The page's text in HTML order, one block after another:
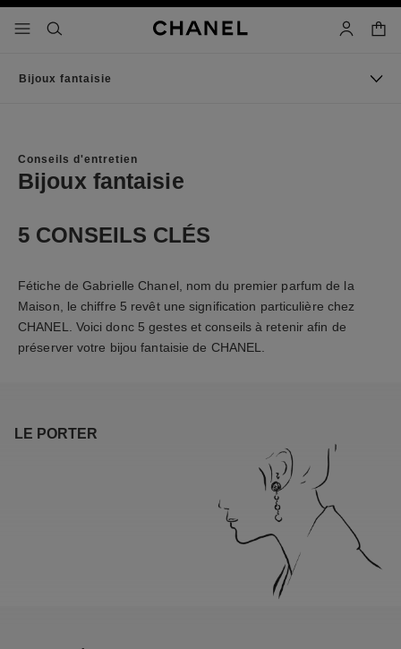
menu principal de navigation
- navigation principale
rechercher mon
panier
Bijoux fantaisie
Conseils d'entretien
Bijoux fantaisie
5 CONSEILS CLÉS
Fétiche de Gabrielle Chanel, nom du premier parfum de la
Maison, le chiffre 5 revêt une signification particulière chez
CHANEL. Voici donc 5 gestes et conseils à retenir afin de
préserver votre bijou fantaisie de CHANEL.
LE PORTER